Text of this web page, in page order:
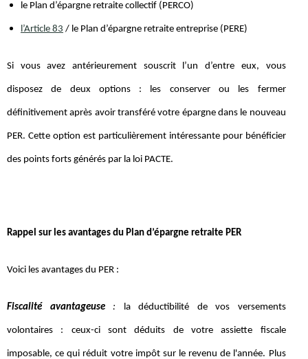
le Plan d’épargne retraite collectif (PERCO)
l’Article 83 / le Plan d’épargne retraite entreprise (PERE)
Si vous avez antérieurement souscrit l’un d’entre eux, vous
disposez de deux options : les conserver ou les fermer
définitivement après avoir transféré votre épargne dans le nouveau
PER. Cette option est particulièrement intéressante pour bénéficier
des points forts générés par la loi PACTE.
Rappel sur les avantages du Plan d’épargne retraite PER
Voici les avantages du PER :
Fiscalité avantageuse: la déductibilité de vos versements
volontaires : ceux-ci sont déduits de votre assiette fiscale
imposable, ce qui réduit votre impôt sur le revenu de l'année. Plus